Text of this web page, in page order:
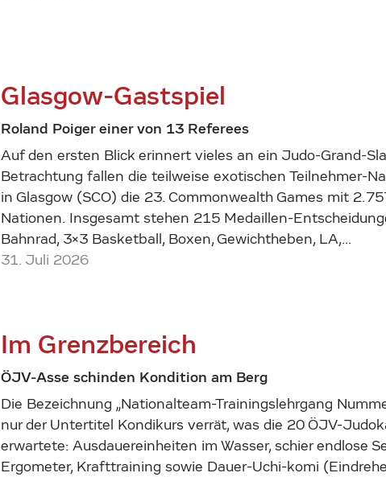
Glasgow-Gastspiel
Roland Poiger einer von 13 Referees
Auf den ersten Blick erinnert vieles an ein Judo-Grand-
Betrachtung fallen die teilweise exotischen Teilnehmer-
in Glasgow (SCO) die 23. Commonwealth Games mit
Nationen. Insgesamt stehen 215 Medaillen-
Bahnrad, 3×3 Basketball, Boxen, Gewichtheben, LA,…
31. Juli 2026
Im Grenzbereich
ÖJV-Asse schinden Kondition am Berg
Die Bezeichnung „Nationalteam-Trainingslehrgang
nur der Untertitel Kondikurs verrät, was die 20 ÖJV-
erwartete: Ausdauereinheiten im Wasser, schier endlose
Ergometer, Krafttraining sowie Dauer-Uchi-komi